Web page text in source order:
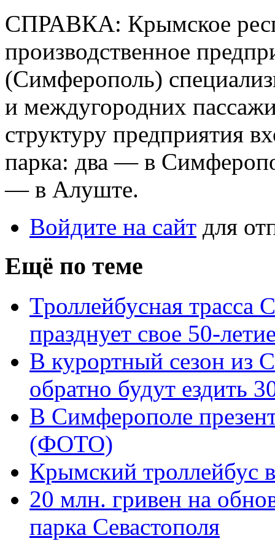
СПРАВКА: Крымское
производственное
(Симферополь)
и междугородних
структуру предприятия
парка: два — в
— в Алуште.
Войдите на сайт для
Ещё по теме
Троллейбусная
празднует свое 50-
В курортный сезон
обратно будут ездить
В Симферополе
(ФОТО)
Крымский троллейбус
20 млн. гривен на
парка Севастополя